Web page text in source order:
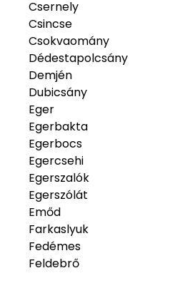
Csernely
Csincse
Csokvaomány
Dédestapolcsány
Demjén
Dubicsány
Eger
Egerbakta
Egerbocs
Egercsehi
Egerszalók
Egerszólát
Emőd
Farkaslyuk
Fedémes
Feldebrő